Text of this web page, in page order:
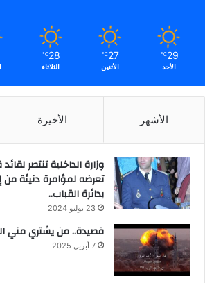
29
℃
الأحد
27
℃
الأثنين
28
℃
الثلاثاء
الأشهر الأخيرة
وزارة الداخلية تنتصر
تعرضه لمؤامرة دنيئة من
بدائرة القباب..
23 يوليو 2024
قصيدة.. من يشتري مني
7 أبريل 2025